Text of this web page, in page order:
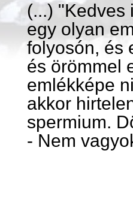
(...) "Kedves
egy olyan
folyosón, és
és örömmel
emlékképe
akkor
spermium.
- Nem